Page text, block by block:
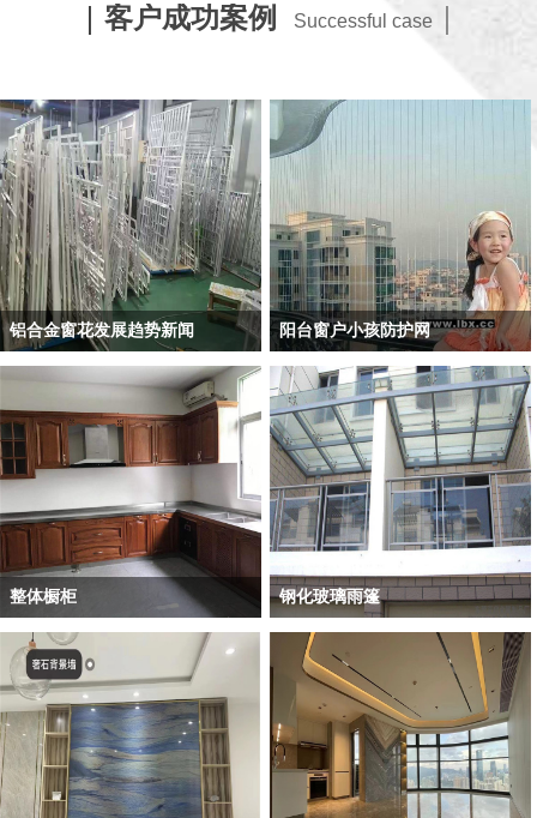
铝合金窗花发展趋势新闻 阳台窗户小孩防护网
阳台窗户小孩防护网
整体橱柜
整体橱柜
钢化玻璃雨篷
装修成功案例
客户成功案例 Successful case